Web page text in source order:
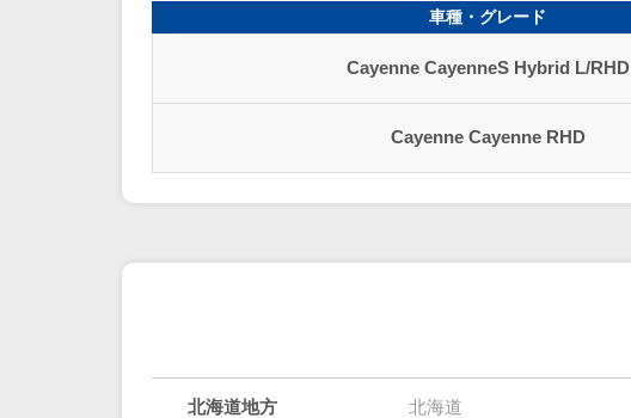
車種・グレード
Cayenne CayenneS Hybrid L/RHD
Cayenne Cayenne RHD
北海道地方 北海道